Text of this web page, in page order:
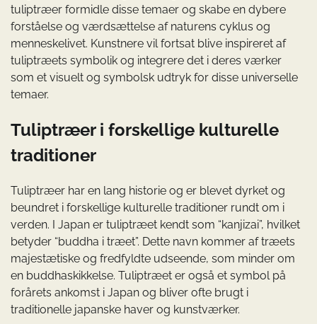
tuliptræer formidle disse temaer og skabe en dybere
forståelse og værdsættelse af naturens cyklus og
menneskelivet. Kunstnere vil fortsat blive inspireret af
tuliptræets symbolik og integrere det i deres værker
som et visuelt og symbolsk udtryk for disse universelle
temaer.
Tuliptræer i forskellige kulturelle
traditioner
Tuliptræer har en lang historie og er blevet dyrket og
beundret i forskellige kulturelle traditioner rundt om i
verden. I Japan er tuliptræet kendt som “kanjizai”, hvilket
betyder “buddha i træet”. Dette navn kommer af træets
majestætiske og fredfyldte udseende, som minder om
en buddhaskikkelse. Tuliptræet er også et symbol på
forårets ankomst i Japan og bliver ofte brugt i
traditionelle japanske haver og kunstværker.